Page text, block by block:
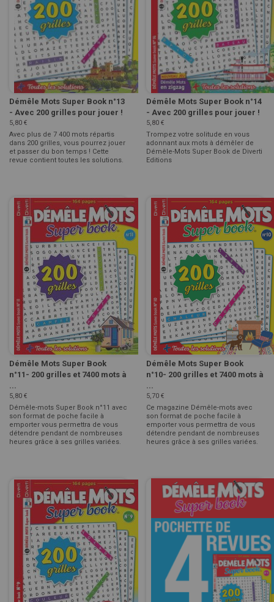
Démêle Mots Super Book n°13
- Avec 200 grilles pour jouer !
5,80 €
Avec plus de 7 400 mots répartis
dans 200 grilles, vous pourrez jouer
et passer du bon temps ! Cette
revue contient toutes les solutions.
Démêle Mots Super Book n°14
- Avec 200 grilles pour jouer !
5,80 €
Trompez votre solitude en vous
adonnant aux mots à démêler de
Démêle-Mots Super Book de Diverti
Editions
Démêle Mots Super Book
n°11- 200 grilles et 7400 mots à
...
5,80 €
Démêle-mots Super Book n°11 avec
son format de poche facile à
emporter vous permettra de vous
détendre pendant de nombreuses
heures grâce à ses grilles variées.
Démêle Mots Super Book
n°10- 200 grilles et 7400 mots à
...
5,70 €
Ce magazine Démêle-mots avec
son format de poche facile à
emporter vous permettra de vous
détendre pendant de nombreuses
heures grâce à ses grilles variées.